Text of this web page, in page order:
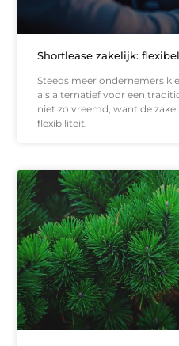
Shortlease zakelijk:
Steeds meer ondernemers
als alternatief voor een
niet zo vreemd, want de
flexibiliteit.